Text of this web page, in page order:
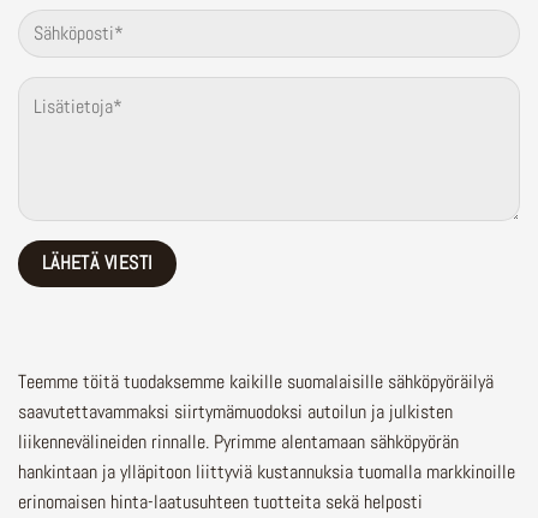
Teemme töitä tuodaksemme kaikille suomalaisille sähköpyöräilyä
saavutettavammaksi siirtymämuodoksi autoilun ja julkisten
liikennevälineiden rinnalle. Pyrimme alentamaan sähköpyörän
hankintaan ja ylläpitoon liittyviä kustannuksia tuomalla markkinoille
erinomaisen hinta-laatusuhteen tuotteita sekä helposti